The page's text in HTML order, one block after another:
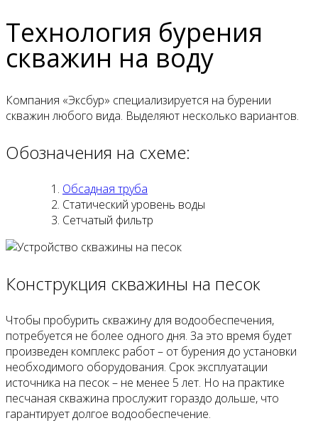
Технология бурения
скважин на воду
Компания «Эксбур» специализируется на бурении
скважин любого вида. Выделяют несколько вариантов.
Обозначения на схеме:
Обсадная труба
Статический уровень воды
Сетчатый фильтр
Конструкция скважины на песок
Чтобы пробурить скважину для водообеспечения,
потребуется не более одного дня. За это время будет
произведен комплекс работ – от бурения до установки
необходимого оборудования. Срок эксплуатации
источника на песок – не менее 5 лет. Но на практике
песчаная скважина прослужит гораздо дольше, что
гарантирует долгое водообеспечение.